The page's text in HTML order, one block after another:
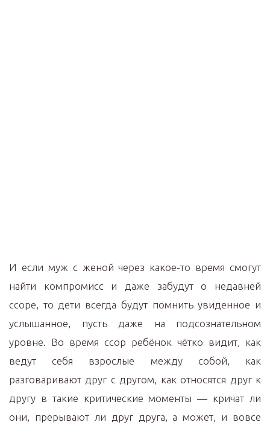
И если муж с женой через какое-то время смогут
найти компромисс и даже забудут о недавней
ссоре, то дети всегда будут помнить увиденное и
услышанное, пусть даже на подсознательном
уровне. Во время ссор ребёнок чётко видит, как
ведут себя взрослые между собой, как
разговаривают друг с другом, как относятся друг к
другу в такие критические моменты — кричат ли
они, прерывают ли друг друга, а может, и вовсе